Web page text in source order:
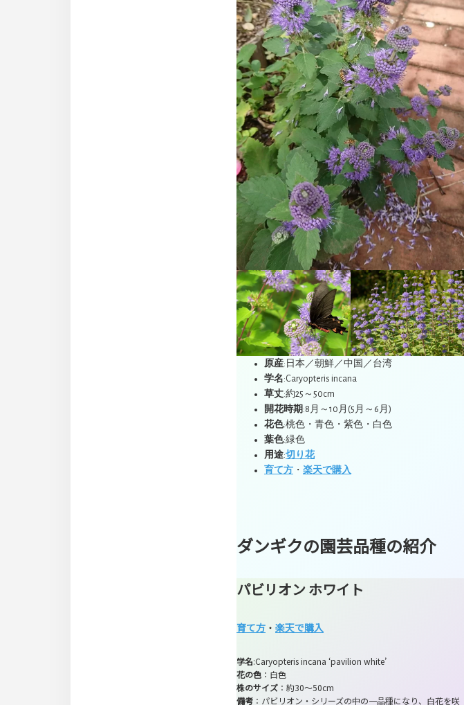
原産:日本／朝鮮／中国／台湾
学名:Caryopteris incana
草丈:約25～50cm
開花時期 :8月～10月(5月～6月)
花色:桃色・青色・紫色・白色
葉色:緑色
用途:切り花
育て方 ・ 楽天で購入
ダンギクの園芸品種の紹介
パビリオン ホワイト
育て方 ・ 楽天で購入
学名:Caryopteris incana ‘pavilion white’
花の色 ：白色
株のサイズ ：約30～50cm
備考 ：パビリオン・シリーズの中の一品種になり、白花を咲